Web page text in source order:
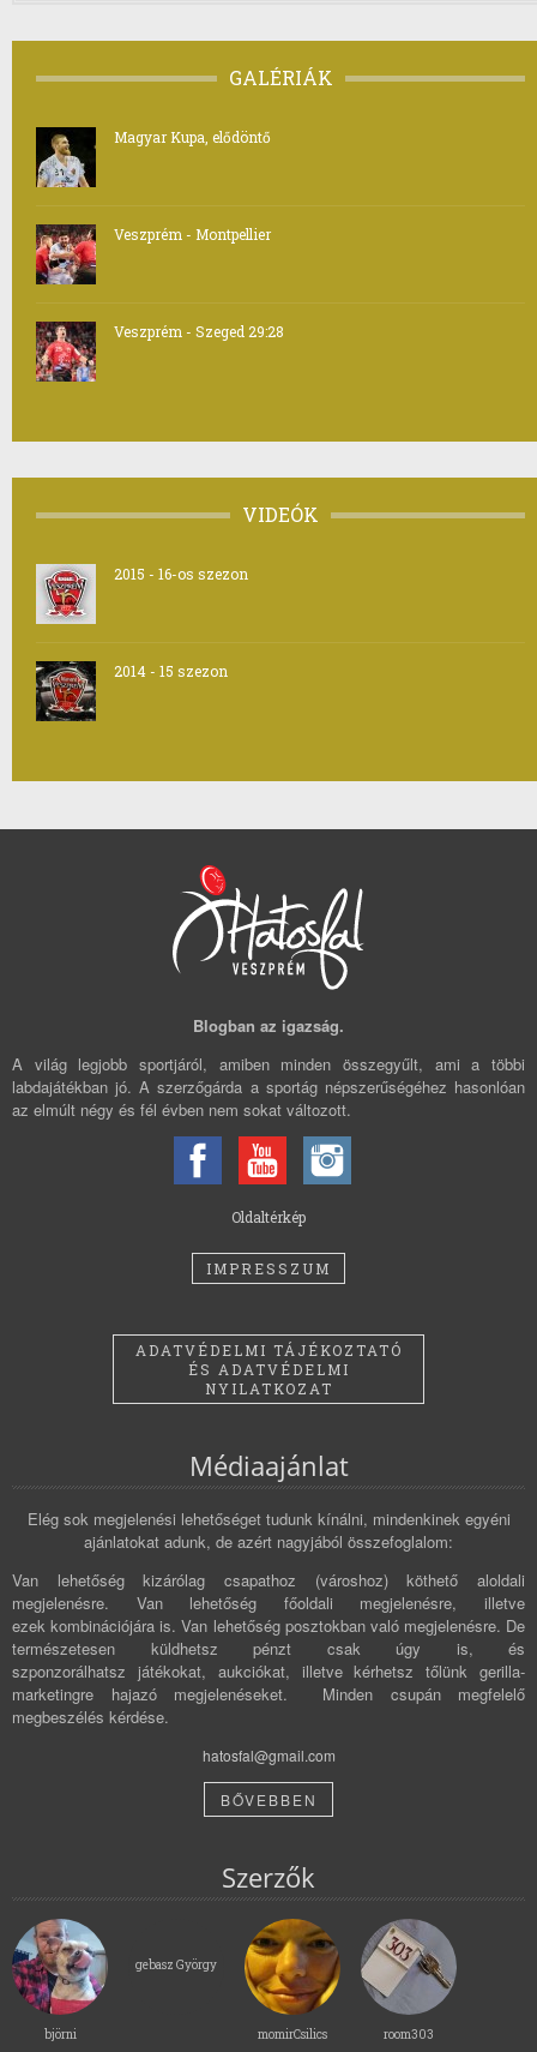
GALÉRIÁK
Magyar Kupa, elődöntő
Veszprém - Montpellier
Veszprém - Szeged 29:28
VIDEÓK
2015 - 16-os szezon
2014 - 15 szezon
Blogban az igazság.
A világ legjobb sportjáról, amiben minden összegyűlt, ami a többi
labdajátékban jó. A szerzőgárda a sportág népszerűségéhez hasonlóan
az elmúlt négy és fél évben nem sokat változott.
Oldaltérkép
IMPRESSZUM
ADATVÉDELMI TÁJÉKOZTATÓ
ÉS ADATVÉDELMI
NYILATKOZAT
Médiaajánlat
Elég sok megjelenési lehetőséget tudunk kínálni, mindenkinek egyéni
ajánlatokat adunk, de azért nagyjából összefoglalom:
Van lehetőség kizárólag csapathoz (városhoz) köthető aloldali
megjelenésre. Van lehetőség főoldali megjelenésre, illetve
ezek kombinációjára is. Van lehetőség posztokban való megjelenésre. De
természetesen küldhetsz pénzt csak úgy is, és
szponzorálhatsz játékokat, aukciókat, illetve kérhetsz tőlünk gerilla-
marketingre hajazó megjelenéseket. Minden csupán megfelelő
megbeszélés kérdése.
hatosfal@gmail.com
BŐVEBBEN
Szerzők
björni
gebasz György
momirCsilics room303